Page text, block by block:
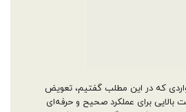
که در این مطلب گفتیم، تعویض
برای عملکرد صحیح و حرفه‌ای